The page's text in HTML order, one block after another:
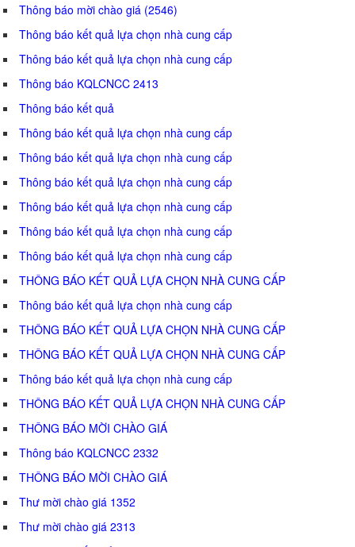
Thông báo mời chào giá (2546)
Thông báo kết quả lựa chọn nhà cung cấp
Thông báo kết quả lựa chọn nhà cung cấp
Thông báo KQLCNCC 2413
Thông báo kết quả
Thông báo kết quả lựa chọn nhà cung cấp
Thông báo kết quả lựa chọn nhà cung cấp
Thông báo kết quả lựa chọn nhà cung cấp
Thông báo kết quả lựa chọn nhà cung cấp
Thông báo kết quả lựa chọn nhà cung cấp
Thông báo kết quả lựa chọn nhà cung cấp
THÔNG BÁO KẾT QUẢ LỰA CHỌN NHÀ CUNG CẤP
Thông báo kết quả lựa chọn nhà cung cấp
THÔNG BÁO KẾT QUẢ LỰA CHỌN NHÀ CUNG CẤP
THÔNG BÁO KẾT QUẢ LỰA CHỌN NHÀ CUNG CẤP
Thông báo kết quả lựa chọn nhà cung cấp
THÔNG BÁO KẾT QUẢ LỰA CHỌN NHÀ CUNG CẤP
THÔNG BÁO MỜI CHÀO GIÁ
Thông báo KQLCNCC 2332
THÔNG BÁO MỜI CHÀO GIÁ
Thư mời chào giá 1352
Thư mời chào giá 2313